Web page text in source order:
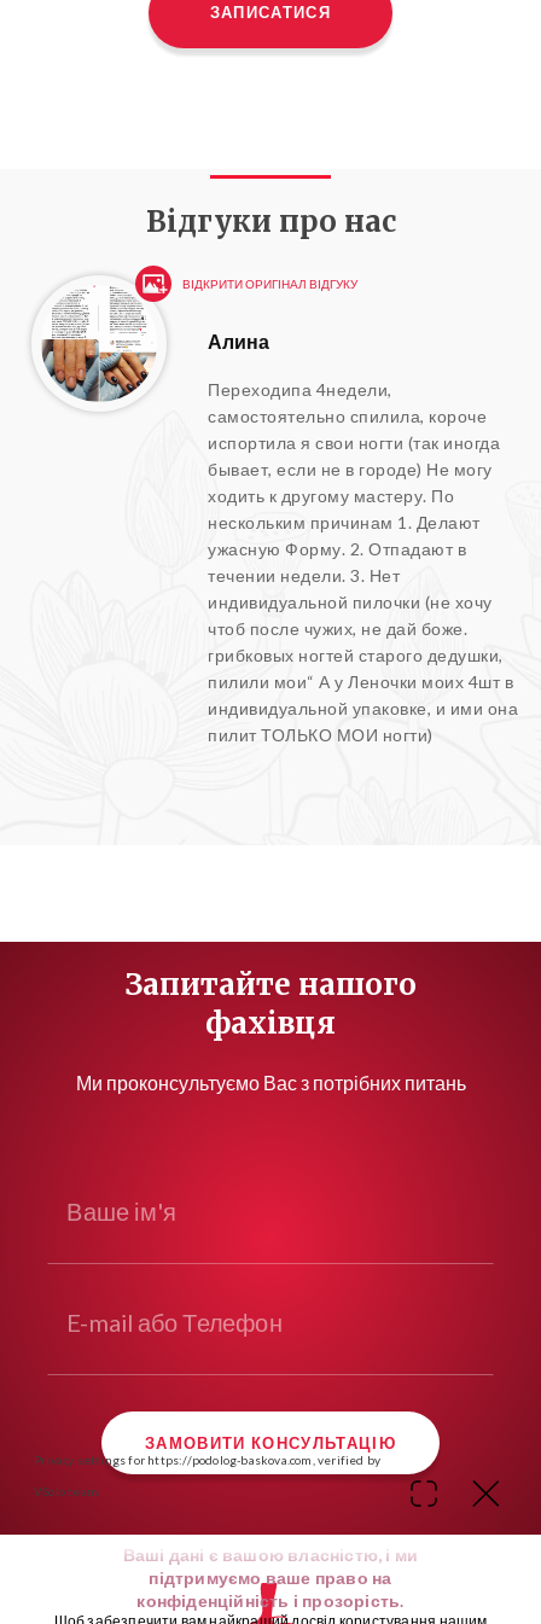
ЗАПИСАТИСЯ
Відгуки про нас
ВІДКРИТИ ОРИГІНАЛ ВІДГУКУ
Алина
Переходипа 4недели,
самостоятельно спилила, короче
испортила я свои ногти (так иногда
бывает, если не в городе) Не могу
ходить к другому мастеру. По
нескольким причинам 1. Делают
ужасную Форму. 2. Отпадают в
течении недели. 3. Нет
индивидуальной пилочки (не хочу
чтоб после чужих, не дай боже.
грибковых ногтей старого дедушки,
пилили мои“ А у Леночки моих 4шт в
индивидуальной упаковке, и ими она
пилит ТОЛЬКО МОИ ногти)
Запитайте нашого
фахівця
Ми проконсультуємо Вас з потрібних питань
Ваше ім'я
E-mail або Телефон
ЗАМОВИТИ КОНСУЛЬТАЦІЮ
Privacy settings for https://podolog-baskova.com, verified by
VSolo team.
Ваші дані є вашою власністю, і ми
підтримуємо ваше право на
конфіденційність і прозорість.